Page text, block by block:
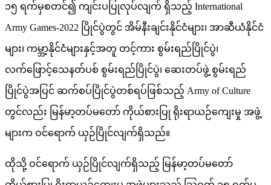
၁၅ ရက်မှစတင်၍ ကျင်းပပြုလုပ်လျက် ရှိသည့် International
Army Games-2022 ပြိုင်ပွဲတွင် အိမ်နီးချင်းနိုင်ငံများ၊ အာဆီယံနိုင်ငံ
များ၊ ကမ္ဘာ့နိုင်ငံများနှင့်အတူ တင့်ကား စွမ်းရည်ပြိုင်ပွဲ၊
လက်ဖြောင့်သေနတ်ပစ် စွမ်းရည်ပြိုင်ပွဲ၊ ဆေးတပ်ဖွဲ့ စွမ်းရည်
ပြိုင်ပွဲအပြင် ဆက်စပ်ပြိုင်ပွဲတစ်ရပ်ဖြစ်သည့် Army of Culture
တွင်လည်း မြန်မာ့တပ်မတော် ကိုယ်စားပြု ရိုးရာယဉ်ကျေးမှု အဖွဲ့
များက ဝင်ရောက် ယှဉ်ပြိုင်လျက်ရှိသည်။
ထိုသို့ ဝင်ရောက် ယှဉ်ပြိုင်လျက်ရှိသည့် မြန်မာ့တပ်မတော်